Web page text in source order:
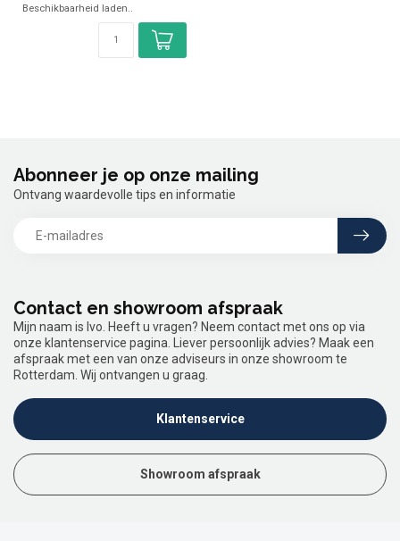
Beschikbaarheid laden..
Contact en showroom afspraak
Mijn naam is Ivo. Heeft u vragen? Neem contact met ons op via
onze klantenservice pagina. Liever persoonlijk advies? Maak een
afspraak met een van onze adviseurs in onze showroom te
Rotterdam. Wij ontvangen u graag.
Klantenservice
Showroom afspraak
Abonneer je op onze mailing
Ontvang waardevolle tips en informatie